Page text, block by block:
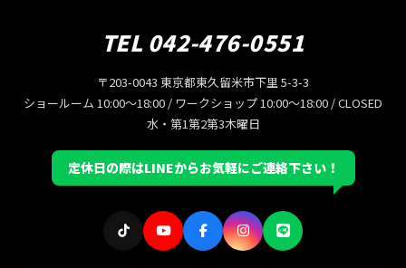
TEL 042-476-0551
〒203-0043 東京都東久留米市下里 5-3-3
ショールーム 10:00〜18:00 / ワークショップ 10:00〜18:00 / CLOSED
水・第1第2第3木曜日
定休日の際はLINEからお気軽にご連絡下さい！